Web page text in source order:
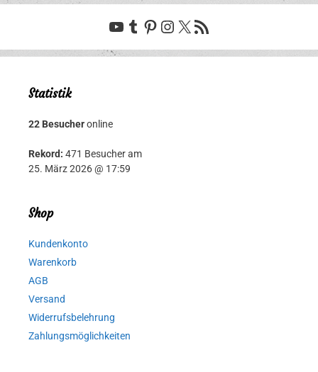
YouTube
Tumblr
Pinterest
Instagram
X RSS-Feed
Statistik
22 Besucheronline
Rekord: 471 Besucher am
25. März 2026 @ 17:59
Shop
Kundenkonto
Warenkorb
AGB
Versand
Widerrufsbelehrung
Zahlungsmöglichkeiten